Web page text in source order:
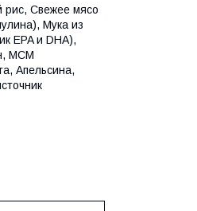
рис, Свежее мясо
Мука из
EPA и DHA),
МСМ
Апельсина,